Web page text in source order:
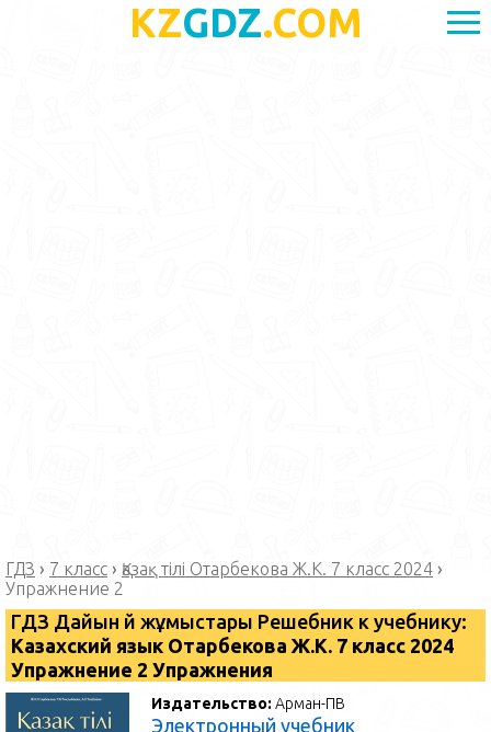
KZGDZ.COM
ГДЗ › 7 класс › Қазақ тілі Отарбекова Ж.К. 7 класс 2024 ›
Упражнение 2
ГДЗ Дайын үй жұмыстары Решебник к учебнику:
Казахский язык Отарбекова Ж.К. 7 класс 2024
Упражнение 2 Упражнения
Издательство:Арман-ПВ
Электронный учебник